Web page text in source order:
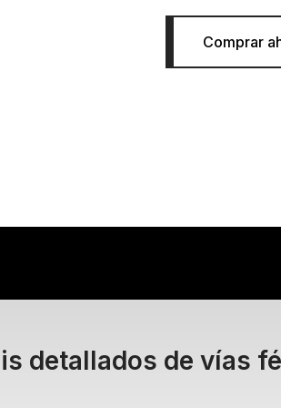
Comprar
detallados de vías